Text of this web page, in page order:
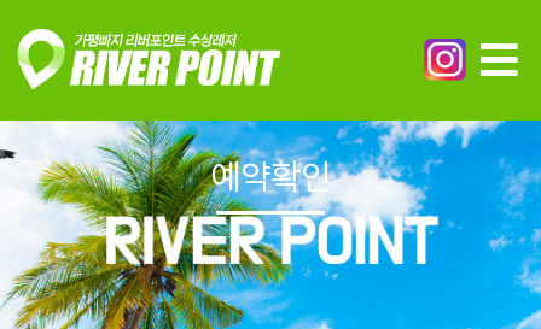
예약확인